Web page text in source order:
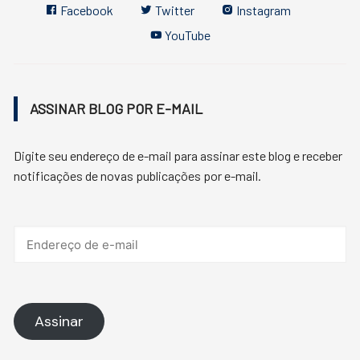
Facebook Twitter
Instagram
YouTube
ASSINAR BLOG POR E-MAIL
Digite seu endereço de e-mail para assinar este blog e receber
notificações de novas publicações por e-mail.
Assinar